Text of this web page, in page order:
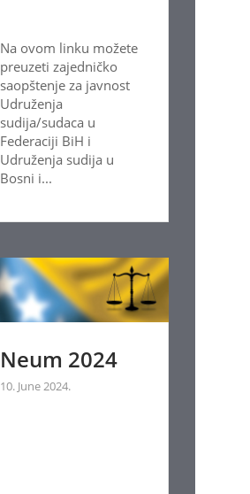
Na ovom linku možete
preuzeti zajedničko
saopštenje za javnost
Udruženja
sudija/sudaca u
Federaciji BiH i
Udruženja sudija u
Bosni i...
Neum 2024
10. June 2024.